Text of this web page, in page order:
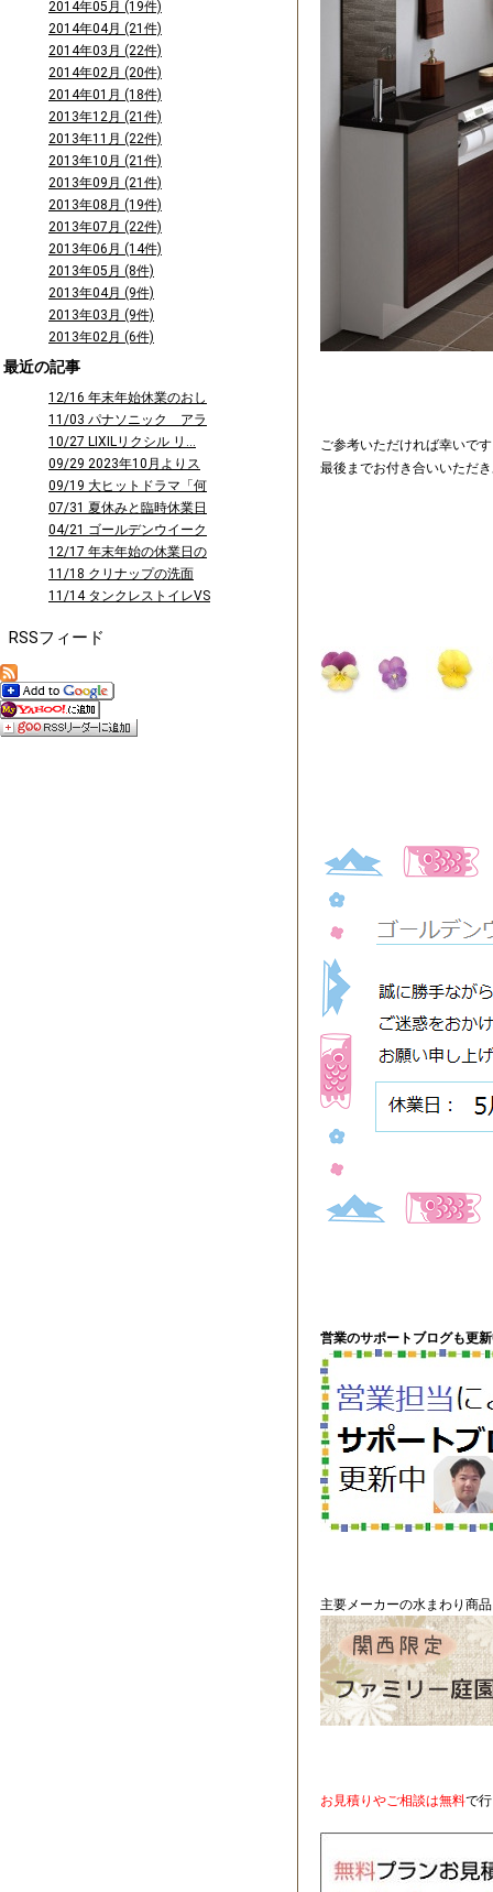
ご参考いただければ幸いで
最後までお付き合いいただ
営業のサポートブログも更
主要メーカーの水まわり商
お見積りやご相談は無料で
2014年05月 (19件)
2014年04月 (21件)
2014年03月 (22件)
2014年02月 (20件)
2014年01月 (18件)
2013年12月 (21件)
2013年11月 (22件)
2013年10月 (21件)
2013年09月 (21件)
2013年08月 (19件)
2013年07月 (22件)
2013年06月 (14件)
2013年05月 (8件)
2013年04月 (9件)
2013年03月 (9件)
2013年02月 (6件)
最近の記事
12/16 年末年始休業のおし
らせ
11/03 パナソニック アラ
ウーノ...
10/27 LIXILリクシル リ...
09/29 2023年10月よりス
タ...
09/19 大ヒットドラマ「何
曜日に...
07/31 夏休みと臨時休業日
のお知...
04/21 ゴールデンウイーク
休業の...
12/17 年末年始の休業日の
お知ら...
11/18 クリナップの洗面
台 ファ...
11/14 タンクレストイレVS
RSSフィード